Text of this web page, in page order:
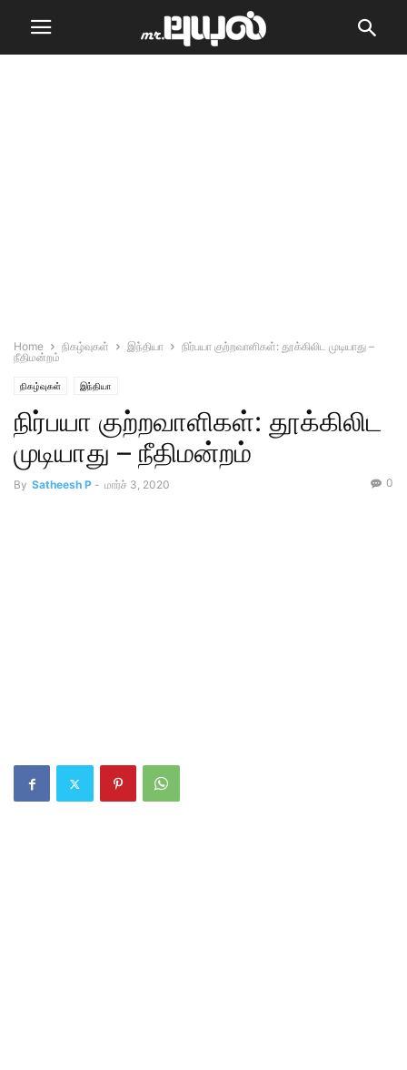
Home நிகழ்வுகள் இந்தியா
நிர்பயா குற்றவாளிகள்: தூக்கிலிட முடியாது –
நீதிமன்றம்
நிகழ்வுகள் இந்தியா
நிர்பயா குற்றவாளிகள்: தூக்கிலிட
முடியாது – நீதிமன்றம்
By Satheesh P - மார்ச் 3, 2020 0